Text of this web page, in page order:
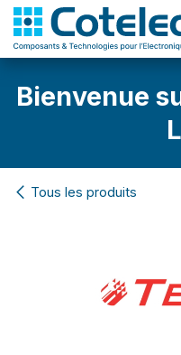
Bienvenue
Tous les produits